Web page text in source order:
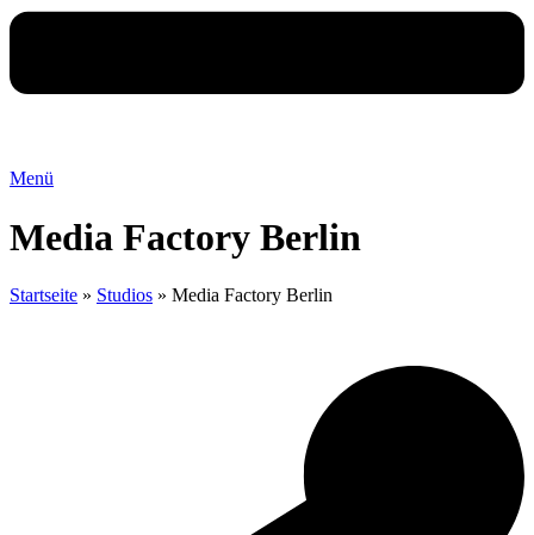
Menü
Media Factory Berlin
Startseite » Studios » Media Factory Berlin